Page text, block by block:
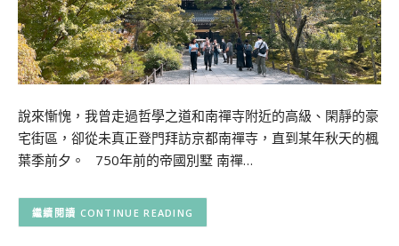
說來慚愧，我曾走過哲學之道和南禪寺附近的高級、閑靜的豪
宅街區，卻從未真正登門拜訪京都南禪寺，直到某年秋天的楓
葉季前夕。 750年前的帝國別墅 南禪…
CONTINUE READING